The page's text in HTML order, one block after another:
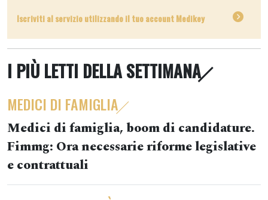
Iscriviti al servizio utilizzando il tuo account Medikey
I PIÙ LETTI DELLA SETTIMANA
MEDICI DI FAMIGLIA
Medici di famiglia, boom di candidature.
Fimmg: Ora necessarie riforme legislative
e contrattuali